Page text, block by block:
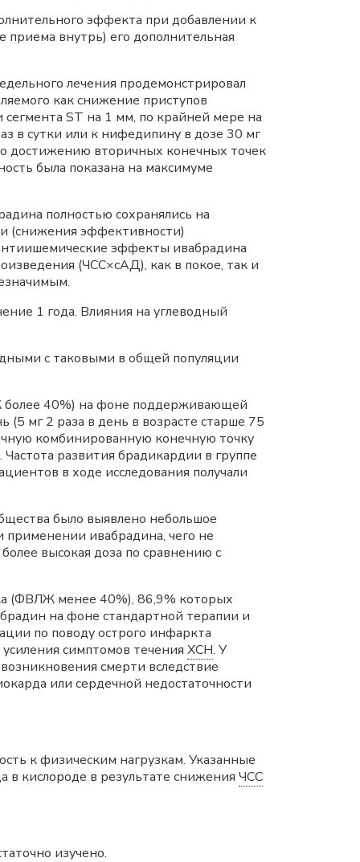
эффекта при добавлении к
приема внутрь) его дополнительная
лечения продемонстрировал
как снижение приступов
ST на 1 мм, по крайней мере на
в сутки или к нифедипину в дозе 30 мг
достижению вторичных конечных точек
была показана на максимуме
полностью сохранялись на
(снижения эффективности)
эффекты ивабрадина
(ЧСС×сАД), как в покое, так и
1 года. Влияния на углеводный
с таковыми в общей популяции
более 40%) на фоне поддерживающей
мг 2 раза в день в возрасте старше 75
комбинированную конечную точку
развития брадикардии в группе
в ходе исследования получали
было выявлено небольшое
применении ивабрадина, чего не
высокая доза по сравнению с
(ФВЛЖ менее 40%), 86,9% которых
на фоне стандартной терапии и
по поводу острого инфаркта
симптомов течения ХСН. У
смерти вследствие
или сердечной недостаточности
к физическим нагрузкам. Указанные
кислороде в результате снижения ЧСС
изучено.